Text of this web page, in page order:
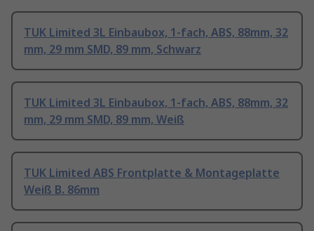
TUK Limited 3L Einbaubox, 1-fach, ABS, 88mm, 32
mm, 29 mm SMD, 89 mm, Schwarz
TUK Limited 3L Einbaubox, 1-fach, ABS, 88mm, 32
mm, 29 mm SMD, 89 mm, Weiß
TUK Limited ABS Frontplatte & Montageplatte
Weiß B. 86mm